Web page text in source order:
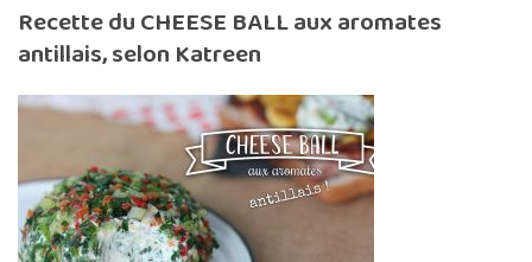
Recette du CHEESE BALL aux aromates
antillais, selon Katreen